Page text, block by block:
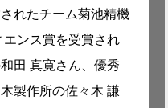
れたチーム菊池精機
ンス賞を受賞され
田 真寛さん、優秀
製作所の佐々木 謙